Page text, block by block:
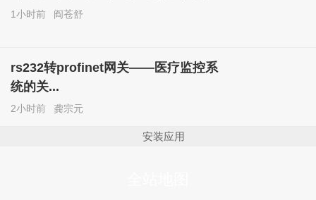
1小时前 阎苍舒
rs232转profinet网关——医疗监控系
统的关...
2小时前 龚宗元
安装应用